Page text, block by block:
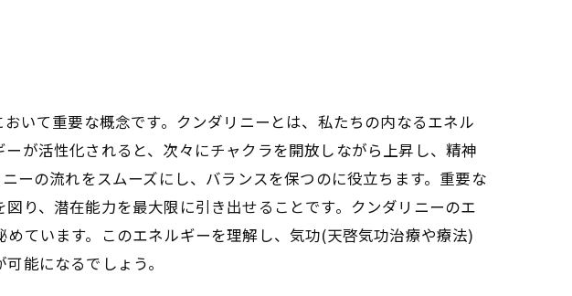
いて重要な概念です。クンダリニーとは、私たちの内なるエネル
が活性化されると、次々にチャクラを開放しながら上昇し、精神
ーの流れをスムーズにし、バランスを保つのに役立ちます。重要な
り、潜在能力を最大限に引き出せることです。クンダリニーのエ
ています。このエネルギーを理解し、気功(天啓気功治療や療法)
能になるでしょう。